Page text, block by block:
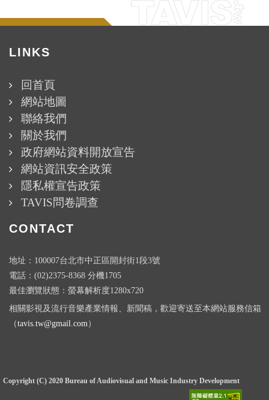
LINKS
回首頁
網站地圖
聯絡我們
關於我們
政府網站資料開放宣告
網站資訊安全政策
隱私權宣告政策
TAVIS問卷調查
CONTACT
地址：100007台北市中正區開封街1段3號
電話：(02)2375-8368 分機1705
最佳瀏覽狀態：螢幕解析度1280x720
相關影視及流行音樂產業情報、新聞稿，歡迎寄送至本網站服務信箱
（tavis.tw@gmail.com）
Copyright (C) 2020 Bureau of Audiovisual and Music Industry Development